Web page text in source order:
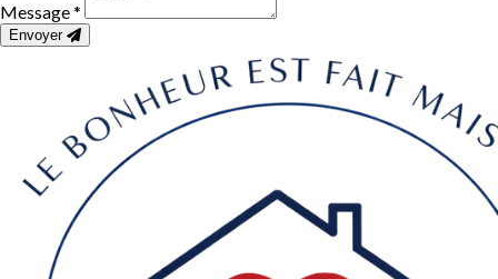
Message *
Envoyer